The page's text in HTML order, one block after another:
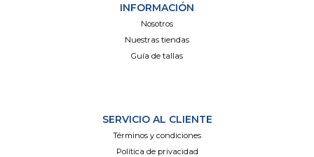
INFORMACIÓN
Nosotros
Nuestras tiendas
Guía de tallas
SERVICIO AL CLIENTE
Términos y condiciones
Política de privacidad